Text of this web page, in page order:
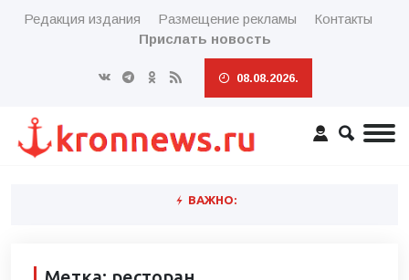
Редакция издания Размещение рекламы
Контакты
Прислать новость
08.08.2026.
ВАЖНО: